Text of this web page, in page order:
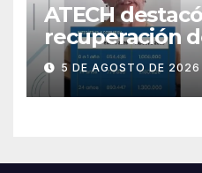
ATECH
recuperación
adquisitivo de
auxiliares de
5 DE AGOSTO DE 2026